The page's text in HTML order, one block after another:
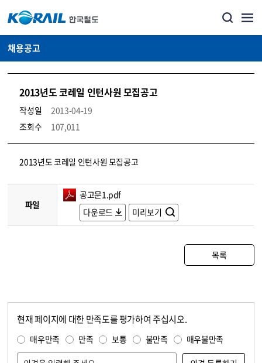
채용공고
2013년도 코레일 인턴사원 모집공고
작성일
2013-04-19
조회수
107,011
코레일소개_경영공시_채용공고 상세보기 – 내용, 파일, 담당자 연락처로 구성
2013년도 코레일 인턴사원 모집공고
파일
공고문1.pdf
다운로드
미리보기
목록
현재 페이지에 대한 만족도를 평가하여 주십시오.
매우만족 만족 보통 불만족 매우불만족